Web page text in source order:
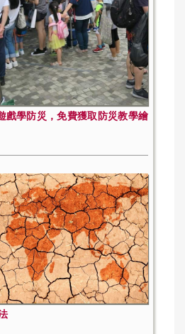
戲學防災，免費獲取防災教學繪